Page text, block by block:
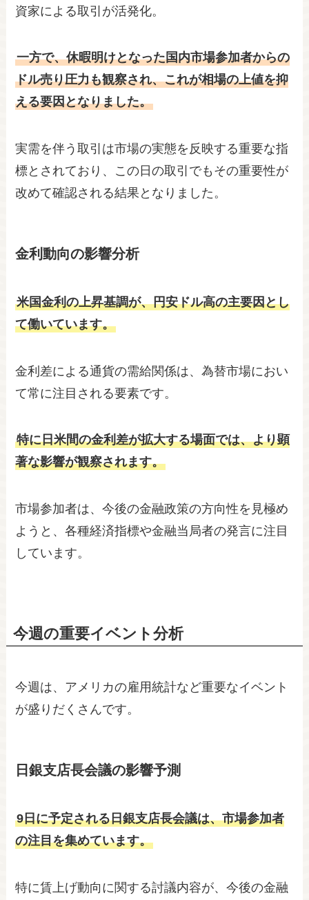
資家による取引が活発化。
一方で、休暇明けとなった国内市場参加者からの
ドル売り圧力も観察され、これが相場の上値を抑
える要因となりました。
実需を伴う取引は市場の実態を反映する重要な指
標とされており、この日の取引でもその重要性が
改めて確認される結果となりました。
金利動向の影響分析
米国金利の上昇基調が、円安ドル高の主要因とし
て働いています。
金利差による通貨の需給関係は、為替市場におい
て常に注目される要素です。
特に日米間の金利差が拡大する場面では、より顕
著な影響が観察されます。
市場参加者は、今後の金融政策の方向性を見極め
ようと、各種経済指標や金融当局者の発言に注目
しています。
今週の重要イベント分析
今週は、アメリカの雇用統計など重要なイベント
が盛りだくさんです。
日銀支店長会議の影響予測
9日に予定される日銀支店長会議は、市場参加者
の注目を集めています。
特に賃上げ動向に関する討議内容が、今後の金融